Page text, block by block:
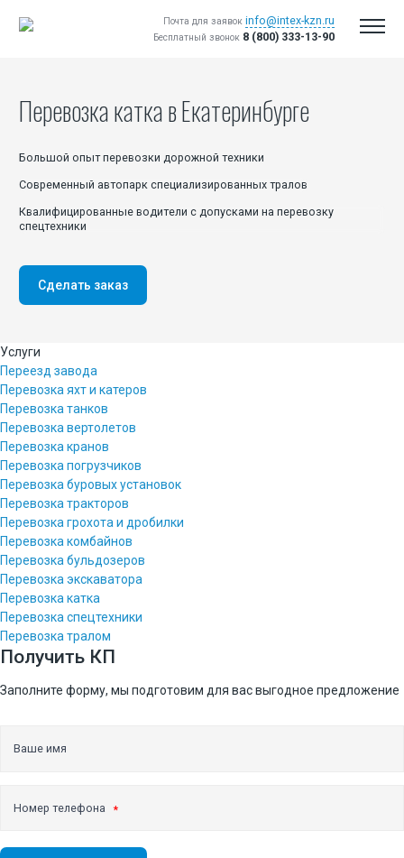
Почта для заявок info@intex-kzn.ru
Бесплатный звонок 8 (800) 333-13-90
Вакансии
Логист
Водитель трала
Водитель Самосвала
Машинист экскаватора на гидравлических ножницах
Скачать презентацию (в ПДФ)
Допуск СРО и лицензии
Статьи
Демонтаж зданий и сооружений
Демонтаж элеваторов
Демонтаж силосных башен
Демонтаж фундамента
Демонтаж заводов
Перевозка каткав Екатеринбурге
Большой опыт перевозки дорожной техники
Современный автопарк специализированных тралов
Квалифицированные водители с допусками на перевозку
спецтехники
Сделать заказ
Услуги
Переезд завода
Перевозка яхт и катеров
Перевозка танков
Перевозка вертолетов
Перевозка кранов
Перевозка погрузчиков
Перевозка буровых установок
Перевозка тракторов
Перевозка грохота и дробилки
Перевозка комбайнов
Перевозка бульдозеров
Перевозка экскаватора
Перевозка катка
Перевозка спецтехники
Перевозка тралом
Получить КП
Заполните форму, мы подготовим для вас выгодное предложение
Ваше имя
Номер телефона